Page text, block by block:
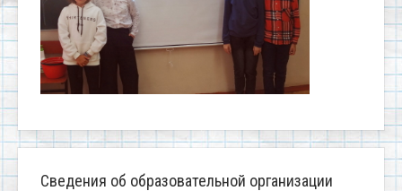
Сведения об образовательной организации